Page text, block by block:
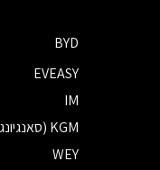
BYD
EVEASY
IM
KGM (סאנגיונג)
WEY